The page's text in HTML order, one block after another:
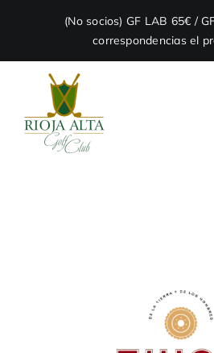
(No socios) GF LAB 65€ /
correspondencias el